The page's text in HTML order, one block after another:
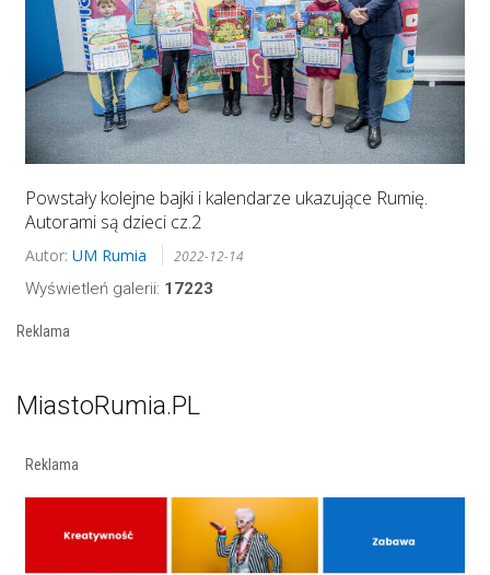
Powstały kolejne bajki i kalendarze ukazujące Rumię.
Autorami są dzieci cz.2
Autor: UM Rumia 2022-12-14
Wyświetleń galerii: 17223
Reklama
MiastoRumia.PL
Reklama